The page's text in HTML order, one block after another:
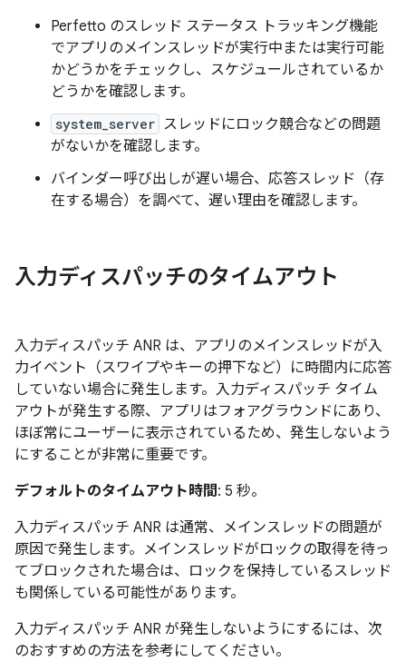
Perfetto のスレッド ステータス トラッキング機能
でアプリのメインスレッドが実行中または実行可能
かどうかをチェックし、スケジュールされているか
どうかを確認します。
system_server スレッドにロック競合などの問題
がないかを確認します。
バインダー呼び出しが遅い場合、応答スレッド（存
在する場合）を調べて、遅い理由を確認します。
入力ディスパッチのタイムアウト
入力ディスパッチ ANR は、アプリのメインスレッドが入
力イベント（スワイプやキーの押下など）に時間内に応答
していない場合に発生します。入力ディスパッチ タイム
アウトが発生する際、アプリはフォアグラウンドにあり、
ほぼ常にユーザーに表示されているため、発生しないよう
にすることが非常に重要です。
デフォルトのタイムアウト時間: 5 秒。
入力ディスパッチ ANR は通常、メインスレッドの問題が
原因で発生します。メインスレッドがロックの取得を待っ
てブロックされた場合は、ロックを保持しているスレッド
も関係している可能性があります。
入力ディスパッチ ANR が発生しないようにするには、次
のおすすめの方法を参考にしてください。